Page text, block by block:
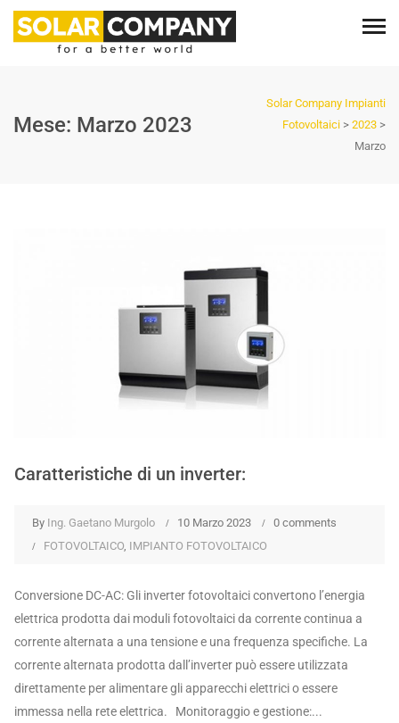
Mese: Marzo 2023
Solar Company Impianti
Fotovoltaici > 2023 >
Marzo
Caratteristiche di un inverter:
By Ing. Gaetano Murgolo 10 Marzo 2023
0 comments
FOTOVOLTAICO, IMPIANTO FOTOVOLTAICO
Conversione DC-AC: Gli inverter fotovoltaici convertono l’energia
elettrica prodotta dai moduli fotovoltaici da corrente continua a
corrente alternata a una tensione e una frequenza specifiche. La
corrente alternata prodotta dall’inverter può essere utilizzata
direttamente per alimentare gli apparecchi elettrici o essere
immessa nella rete elettrica. Monitoraggio e gestione:...